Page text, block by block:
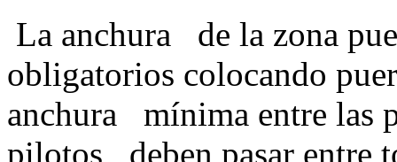
La anchura de la zona
obligatorios colocando
anchura mínima entre las
pilotos deben pasar entre